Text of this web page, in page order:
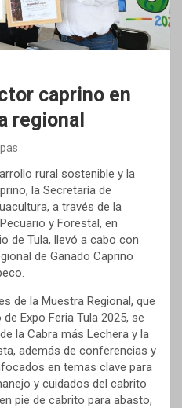
caprino en
regional
rural sostenible y la
la Secretaría de
a través de la
y Forestal, en
de Tula, llevó a cabo con
de Ganado Caprino
de la Muestra Regional, que
Expo Feria Tula 2025, se
la Cabra más Lechera y la
además de conferencias y
en temas clave para
y cuidados del cabrito
pie de cabrito para abasto,